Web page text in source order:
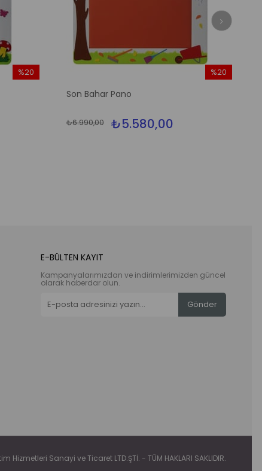
%20
Son Bahar Pano
₺5.580,00
₺6.990,00
%20
E-BÜLTEN KAYIT
Kampanyalarımızdan ve indirimlerimizden güncel
olarak haberdar olun.
Gönder
Hizmetleri Sanayi ve Ticaret LTD.ŞTİ. - TÜM HAKLARI SAKLIDIR.